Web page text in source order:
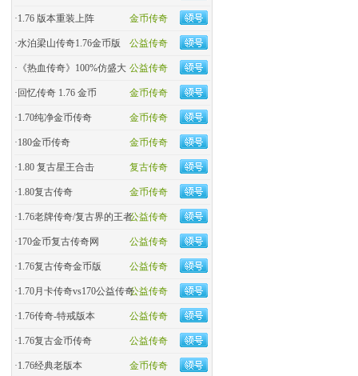
金币传奇
·1.76 版本重装上阵
公益传奇
·水泊梁山传奇1.76金币版
公益传奇
· 《热血传奇》100%仿盛大
金币传奇
· 回忆传奇 1.76 金币
金币传奇
·1.70纯净金币传奇
金币传奇
·180金币传奇
复古传奇
·1.80 复古星王合击
金币传奇
·1.80复古传奇
公益传奇
·1.76老牌传奇/复古界的王者
公益传奇
·170金币复古传奇网
公益传奇
·1.76复古传奇金币版
公益传奇
·1.70月卡传奇vs170公益传奇
公益传奇
·1.76传奇-特戒版本
公益传奇
·1.76复古金币传奇
金币传奇
·1.76经典老版本